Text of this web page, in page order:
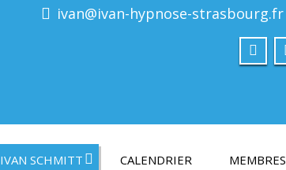
ivan@ivan-hypnose-strasbourg.fr
IVAN SCHMITT CALENDRIER MEMBRES